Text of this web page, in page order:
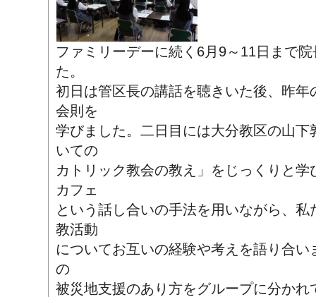
ファミリーデーに続く6月9～11日まで
た。
初日は管区長の講話を聴きいた後、昨
会則を
学びました。二日目には大分教区の山
いての
カトリック教会の教え」をじっくりと
カフェ
という話し合いの手法を用いながら、
教活動
についてお互いの経験や考えを語り合
の
被災地支援のあり方をグループに分か